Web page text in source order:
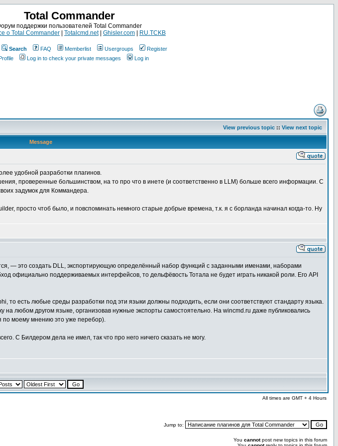
Total Commander
поддержки пользователей Total Commander
о Total Commander Totalcmd.net| Ghisler.com RU.TCKB
Search FAQ Memberlist Usergroups
Register
Log in to check your private messages Log in
View previous topic :: View next topic
Message
удобной разработки плагинов.
проверенные большинством, на то про что в инете (и соответственно в LLM) больше всего информации. С
задумок для Коммандера.
просто чтоб было, и повспоминать немного старые добрые времена, т.к. я с борланда начинал когда-то. Ну
— это создать DLL, экспортирующую определённый набор функций с заданными именами, наборами
официально поддерживаемых интерфейсов, то дельфёвость Тотала не будет играть никакой роли. Его API
то есть любые среды разработки под эти языки должны подходить, если они соответствуют стандарту языка.
любом другом языке, организовав нужные экспорты самостоятельно. На wincmd.ru даже публиковались
по моему мнению это уже перебор).
С Билдером дела не имел, так что про него ничего сказать не могу.
All times are GMT + 4 Hours
Jump to:
You cannotpost new topics in this forum